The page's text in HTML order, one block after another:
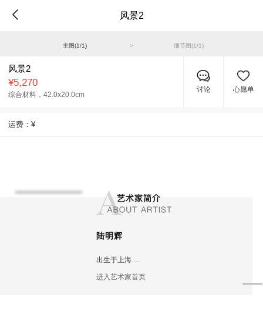
风景2
主图(1/1) > 细节图(1/1)
风景2
¥5,270
综合材料， 42.0x20.0cm
讨论 心愿单
运费： ¥
陆明辉
出生于上海
执教于苏州工艺美院视觉传达系
进入艺术家首页